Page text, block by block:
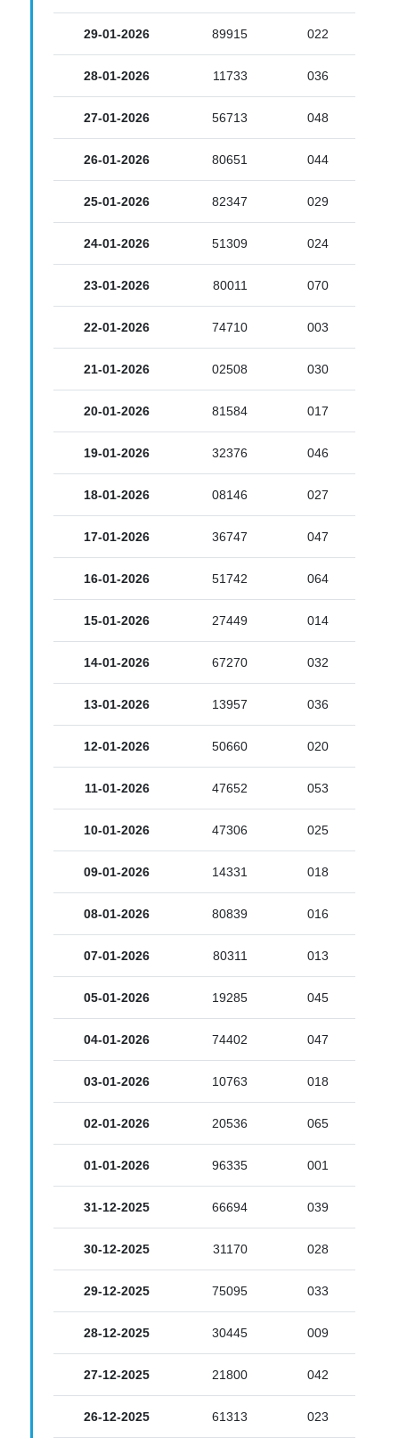
29-01-2026 89915 022
28-01-2026 11733 036
27-01-2026 56713 048
26-01-2026 80651 044
25-01-2026 82347 029
24-01-2026 51309 024
23-01-2026 80011 070
22-01-2026 74710 003
21-01-2026 02508 030
20-01-2026 81584 017
19-01-2026 32376 046
18-01-2026 08146 027
17-01-2026 36747 047
16-01-2026 51742 064
15-01-2026 27449 014
14-01-2026 67270 032
13-01-2026 13957 036
12-01-2026 50660 020
11-01-2026 47652 053
10-01-2026 47306 025
09-01-2026 14331 018
08-01-2026 80839 016
07-01-2026 80311 013
05-01-2026 19285 045
04-01-2026 74402 047
03-01-2026 10763 018
02-01-2026 20536 065
01-01-2026 96335 001
31-12-2025 66694 039
30-12-2025 31170 028
29-12-2025 75095 033
28-12-2025 30445 009
27-12-2025 21800 042
26-12-2025 61313 023